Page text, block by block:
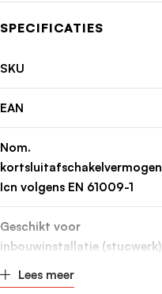
SPECIFICATIES
SKU
EAN
Nom.
kortsluitafschakelvermogen
Icn volgens EN 61009-1
Geschikt voor
inbouwinstallatie (stucwerk)
Montagewijze
Lees meer